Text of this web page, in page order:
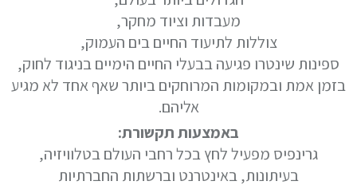
מעבדות וציוד מחקר,
צוללות לתיעוד החיים בים העמוק,
ספינות שינטרו פגיעה בבעלי החיים הימיים בניגוד לחוק,
בזמן אמת ובמקומות המרוחקים ביותר שאף אחד לא מגיע
אליהם.
באמצעות תקשורת:
גרינפיס מפעיל לחץ בכל רחבי העולם בטלוויזיה,
בעיתונות, באינטרנט וברשתות החברתיות